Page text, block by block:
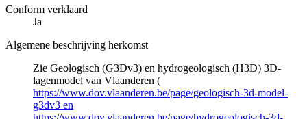
Conform verklaard
Ja
Algemene beschrijving herkomst
Zie Geologisch (G3Dv3) en hydrogeologisch (H3D) 3D-
lagenmodel van Vlaanderen (
https://www.dov.vlaanderen.be/page/geologisch-3d-model-
g3dv3 en